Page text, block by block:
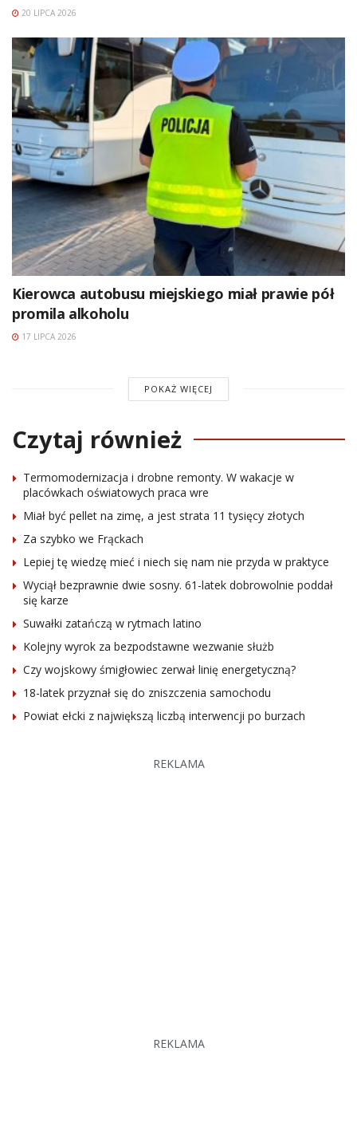
20 LIPCA 2026
Kierowca autobusu miejskiego miał prawie pół
promila alkoholu
17 LIPCA 2026
POKAŻ WIĘCEJ
Czytaj również
Termomodernizacja i drobne remonty. W wakacje w
placówkach oświatowych praca wre
Miał być pellet na zimę, a jest strata 11 tysięcy złotych
Za szybko we Frąckach
Lepiej tę wiedzę mieć i niech się nam nie przyda w praktyce
Wyciął bezprawnie dwie sosny. 61-latek dobrowolnie poddał
się karze
Suwałki zatańczą w rytmach latino
Kolejny wyrok za bezpodstawne wezwanie służb
Czy wojskowy śmigłowiec zerwał linię energetyczną?
18-latek przyznał się do zniszczenia samochodu
Powiat ełcki z największą liczbą interwencji po burzach
REKLAMA
REKLAMA